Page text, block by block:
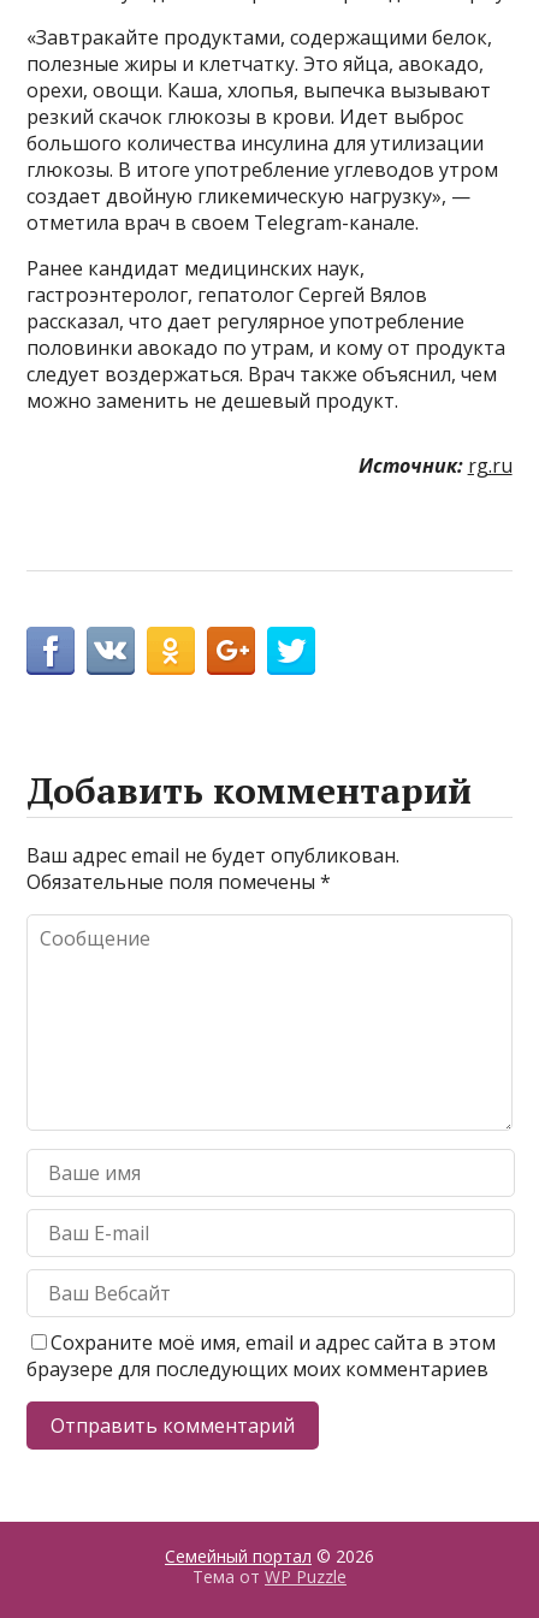
«Завтракайте продуктами, содержащими белок,
полезные жиры и клетчатку. Это яйца, авокадо,
орехи, овощи. Каша, хлопья, выпечка вызывают
резкий скачок глюкозы в крови. Идет выброс
большого количества инсулина для утилизации
глюкозы. В итоге употребление углеводов утром
создает двойную гликемическую нагрузку», —
отметила врач в своем Telegram-канале.
Ранее кандидат медицинских наук,
гастроэнтеролог, гепатолог Сергей Вялов
рассказал, что дает регулярное употребление
половинки авокадо по утрам, и кому от продукта
следует воздержаться. Врач также объяснил, чем
можно заменить не дешевый продукт.
Источник: rg.ru
Добавить комментарий
Ваш адрес email не будет опубликован.
Обязательные поля помечены*
Сохраните моё имя, email и адрес сайта в этом
браузере для последующих моих комментариев
Семейный портал © 2026
Тема от WP Puzzle